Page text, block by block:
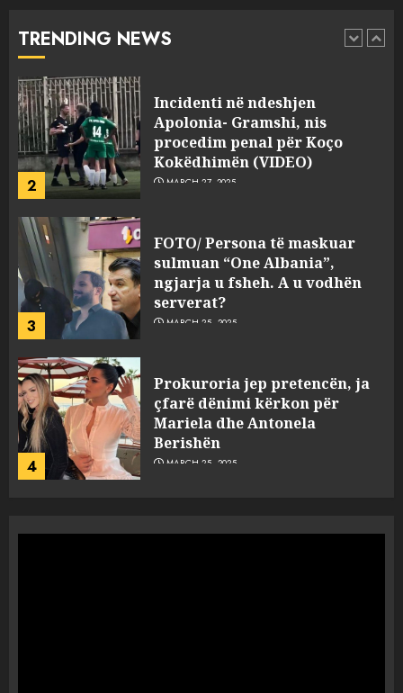
TRENDING NEWS
1
pasuri të pajustifikuar
2
Incidenti në ndeshjen
Apolonia- Gramshi, nis
procedim penal për Koço
Kokëdhimën (VIDEO)
MARCH 27, 2025
3
FOTO/ Persona të maskuar
sulmuan “One Albania”,
ngjarja u fsheh. A u vodhën
serverat?
MARCH 25, 2025
4
Prokuroria jep pretencën, ja
çfarë dënimi kërkon për
Mariela dhe Antonela
Berishën
MARCH 25, 2025